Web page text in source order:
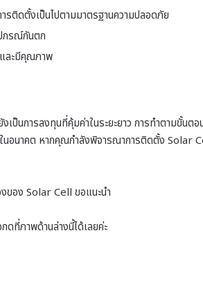
รติดตั้งเป็นไปตามมาตรฐานความปลอดภัย
กรณ์กันตก
ละมีคุณภาพ
เป็นการลงทุนที่คุ้มค่าในระยะยาว การทำตามขั้น
นอนาคต หากคุณกำลังพิจารณาการติดตั้ง Solar
ของ Solar Cell ขอแนะนำ
ดที่ภาพด้านล่างนี้ได้เลยค่ะ